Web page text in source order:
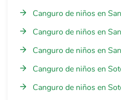
Canguro de niños en
Canguro de niños en
Canguro de niños en
Canguro de niños en
Canguro de niños en